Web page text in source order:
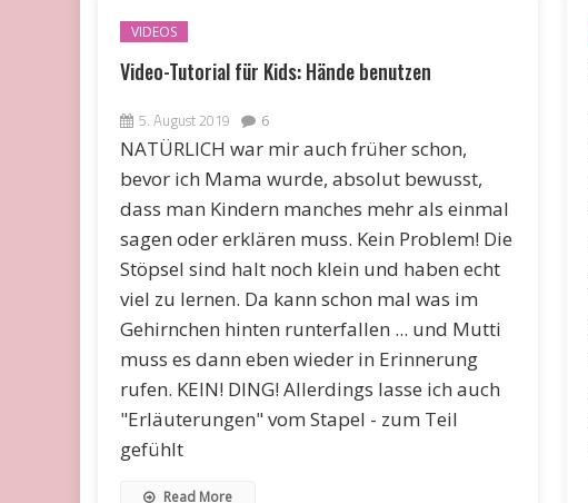
VIDEOS
Video-Tutorial für Kids: Hände benutzen
5. August 2019 6
NATÜRLICH war mir auch früher schon,
bevor ich Mama wurde, absolut bewusst,
dass man Kindern manches mehr als einmal
sagen oder erklären muss. Kein Problem! Die
Stöpsel sind halt noch klein und haben echt
viel zu lernen. Da kann schon mal was im
Gehirnchen hinten runterfallen ... und Mutti
muss es dann eben wieder in Erinnerung
rufen. KEIN! DING! Allerdings lasse ich auch
"Erläuterungen" vom Stapel - zum Teil
gefühlt
Read More